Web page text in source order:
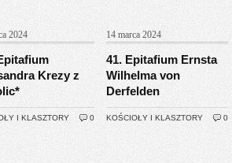
2024
Krezy z
I KLASZTORY 0
14 marca 2024
41. Epitafium Ernsta
Wilhelma von
Derfelden
KOŚCIOŁY I KLASZTORY 0